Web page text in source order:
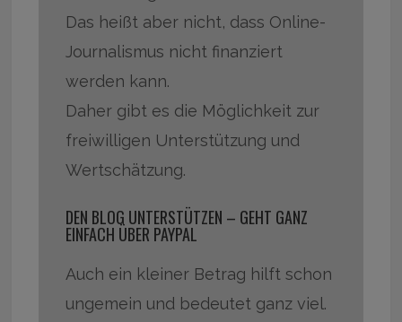
Das heißt aber nicht, dass Online-
Journalismus nicht finanziert
werden kann.
Daher gibt es die Möglichkeit zur
freiwilligen Unterstützung und
Wertschätzung.
DEN BLOG UNTERSTÜTZEN – GEHT GANZ
EINFACH ÜBER PAYPAL
Auch ein kleiner Betrag hilft schon
ungemein und bedeutet ganz viel.